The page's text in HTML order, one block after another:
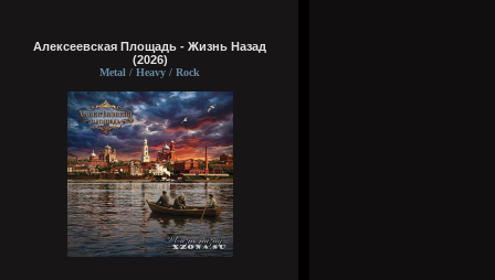
Алексеевская Площадь - Жизнь Назад
(2026)
Metal / Heavy / Rock